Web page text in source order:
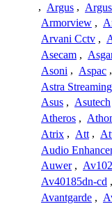
, Argus ,
Armorview ,
Arvani Cctv ,
Asecam ,
Asoni , Aspac ,
Astra Streaming
Asus , Asutech
Atheros ,
Atrix , Att ,
Audio
Auwer ,
Av40185dn-cd ,
Avantgarde ,